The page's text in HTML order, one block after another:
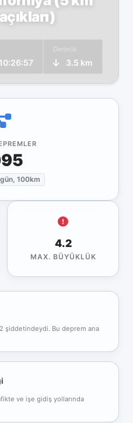
10:26:57
Derinlik
3.5 km
100km
4.2
MAX. BÜYÜKLÜK
şiddetindeydi. Bu deprem ana
ve işe gidiş yollarında